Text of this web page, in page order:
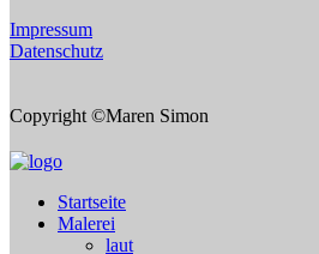
Impressum
Datenschutz
Copyright ©Maren Simon
Startseite
Malerei
laut